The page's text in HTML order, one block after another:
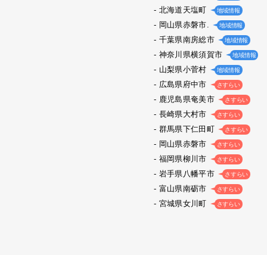
北海道天塩町 地域情報
岡山県赤磐市. 地域情報
千葉県南房総市 地域情報
神奈川県横須賀市 地域情報
山梨県小菅村 地域情報
広島県府中市 さすらい
鹿児島県奄美市 さすらい
長崎県大村市 さすらい
群馬県下仁田町 さすらい
岡山県赤磐市 さすらい
福岡県柳川市 さすらい
岩手県八幡平市 さすらい
富山県南砺市 さすらい
宮城県女川町 さすらい